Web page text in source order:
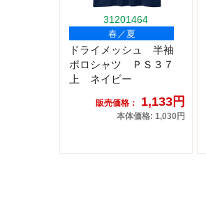
31201464
春／夏
ドライメッシュ 半袖
ポロシャツ ＰＳ３７
上 ネイビー
販売価格： 1,133円
本体価格: 1,030円